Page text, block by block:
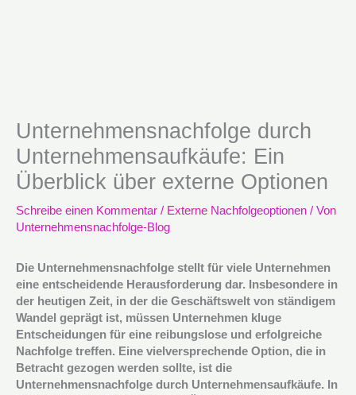
Unternehmensnachfolge durch
Unternehmensaufkäufe: Ein
Überblick über externe Optionen
Schreibe einen Kommentar / Externe Nachfolgeoptionen / Von
Unternehmensnachfolge-Blog
Die Unternehmensnachfolge stellt für viele Unternehmen
eine entscheidende Herausforderung dar. Insbesondere in
der heutigen Zeit, in der die Geschäftswelt von ständigem
Wandel geprägt ist, müssen Unternehmen kluge
Entscheidungen für eine reibungslose und erfolgreiche
Nachfolge treffen. Eine vielversprechende Option, die in
Betracht gezogen werden sollte, ist die
Unternehmensnachfolge durch Unternehmensaufkäufe. In